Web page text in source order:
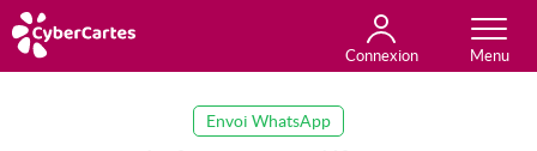
Connexion
Toutes les cartes
Envoi WhatsApp